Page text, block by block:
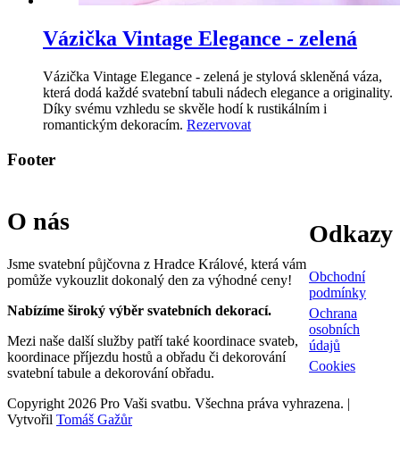
Vázička Vintage Elegance - zelená
Vázička Vintage Elegance - zelená je stylová skleněná váza,
která dodá každé svatební tabuli nádech elegance a originality.
Díky svému vzhledu se skvěle hodí k rustikálním i
romantickým dekoracím. Rezervovat
Footer
O nás
Jsme svatební půjčovna z Hradce Králové, která vám
pomůže vykouzlit dokonalý den za výhodné ceny!
Nabízíme široký výběr svatebních dekorací.
Mezi naše další služby patří také koordinace svateb,
koordinace příjezdu hostů a obřadu či dekorování
svatební tabule a dekorování obřadu.
Odkazy
Obchodní
podmínky
Ochrana
osobních
údajů
Cookies
Copyright 2026 Pro Vaši svatbu. Všechna práva vyhrazena. |
Vytvořil Tomáš Gažůr